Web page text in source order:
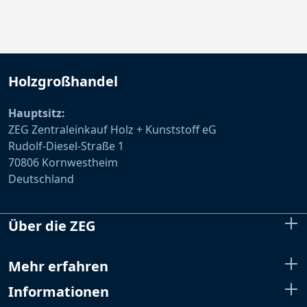
Holzgroßhandel
Hauptsitz:
ZEG Zentraleinkauf Holz + Kunststoff eG
Rudolf-Diesel-Straße 1
70806 Kornwestheim
Deutschland
Über die ZEG
Mehr erfahren
Informationen